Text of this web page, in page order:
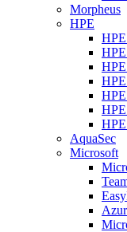
Morpheus
HPE
AquaSec
Microsoft